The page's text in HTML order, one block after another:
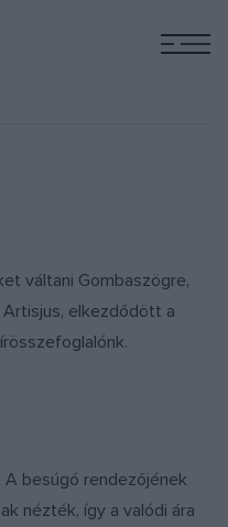
váltani Gombaszögre,
elkezdődött a
besúgó rendezőjének
nézték, így a valódi ára